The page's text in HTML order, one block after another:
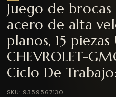
Juego de
acero de alta
planos, 15
CHEVROLET-
Ciclo De
SKU: 9359567130